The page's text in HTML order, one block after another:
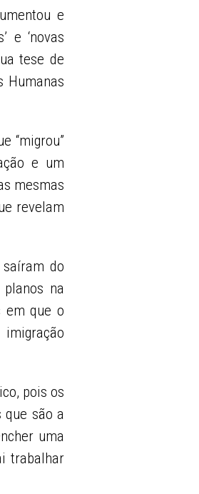
e
e ‘novas
tese de
Humanas
“migrou”
e um
mesmas
revelam
do
na
em que o
pois os
são a
uma
trabalhar